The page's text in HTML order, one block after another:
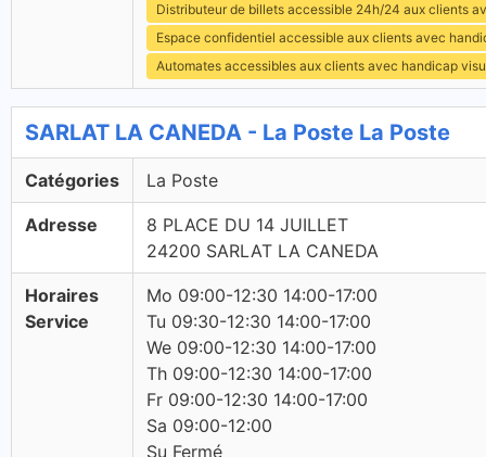
Distributeur de billets accessible 24h/24 aux clients
Espace confidentiel accessible aux clients avec
Automates accessibles aux clients avec handicap
SARLAT LA CANEDA - La Poste La Poste
Catégories La Poste
Adresse
8 PLACE DU 14 JUILLET
24200 SARLAT LA CANEDA
Horaires
Service
Mo 09:00-12:30 14:00-17:00
Tu 09:30-12:30 14:00-17:00
We 09:00-12:30 14:00-17:00
Th 09:00-12:30 14:00-17:00
Fr 09:00-12:30 14:00-17:00
Sa 09:00-12:00
Su Fermé